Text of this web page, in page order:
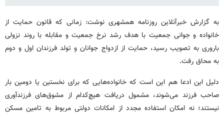
به گزارش خبرآنلاین روزنامه همشهری نوشت: زمانی که قانون حمایت از
خانواده و جوانی جمعیت با هدف رشد نرخ جمعیت و مقابله با روند نزولی
باروری به تصویب رسید، حمایت از ازدواج جوانان و تولد فرزندان اول و دوم
به محاق رفت.
دلیل این ادعا هم این است که خانواده‌هایی که برای نخستین یا دومین بار
صاحب فرزند می‌شوند، مشمول دریافت هیچ‌کدام از مشوق‌های فرزندآوری
نیستند؛ نه امکان استفاده مجدد از امکانات دولتی مربوط به تامین مسکن